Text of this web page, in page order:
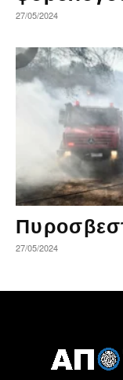
27/05/2024
27/05/2024